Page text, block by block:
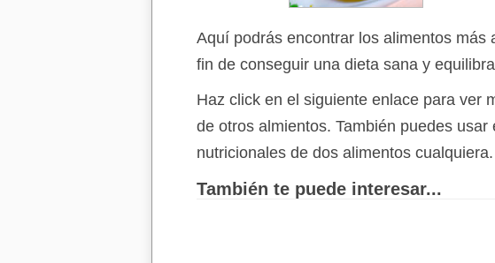
Aquí podrás encontrar los alimentos más
fin de conseguir una dieta sana y
Haz click en el siguiente enlace para ver
de otros almientos. También puedes usar
nutricionales de dos alimentos cualquiera.
También te puede interesar...